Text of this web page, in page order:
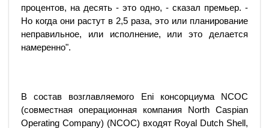
процентов, на десять - это одно, - сказал премьер. -
Но когда они растут в 2,5 раза, это или планирование
неправильное, или исполнение, или это делается
намеренно".
В состав возглавляемого Eni консорциума NCOC
(совместная операционная компания North Caspian
Operating Company) (NCOC) входят Royal Dutch Shell,